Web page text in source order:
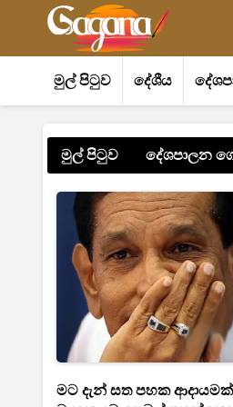
මුල් පිටුව දේශීය
මුල් පිටුව දේශපාලන
මට දැන් සත පහක